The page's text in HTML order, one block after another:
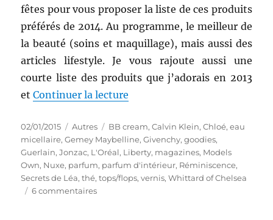
fêtes pour vous proposer la liste de ces produits
préférés de 2014. Au programme, le meilleur de
la beauté (soins et maquillage), mais aussi des
articles lifestyle. Je vous rajoute aussi une
courte liste des produits que j’adorais en 2013
etContinuer la lecture
Publié
le
02/01/2015 Catégories
Autres Étiquettes
BB cream,Calvin Klein,Chloé,eau
micellaire,Gemey Maybelline,Givenchy,goodies,
Guerlain,Jonzac, L'Oréal, Liberty, magazines, Models
Own, Nuxe, parfum, parfum d'intérieur, Réminiscence,
Secrets de Léa,thé,tops/flops,vernis,Whittard of Chelsea
6 commentairessur